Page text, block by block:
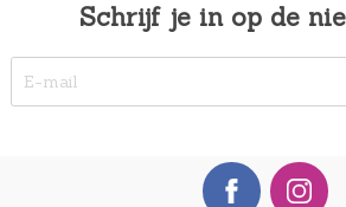
Schrijf je in op de